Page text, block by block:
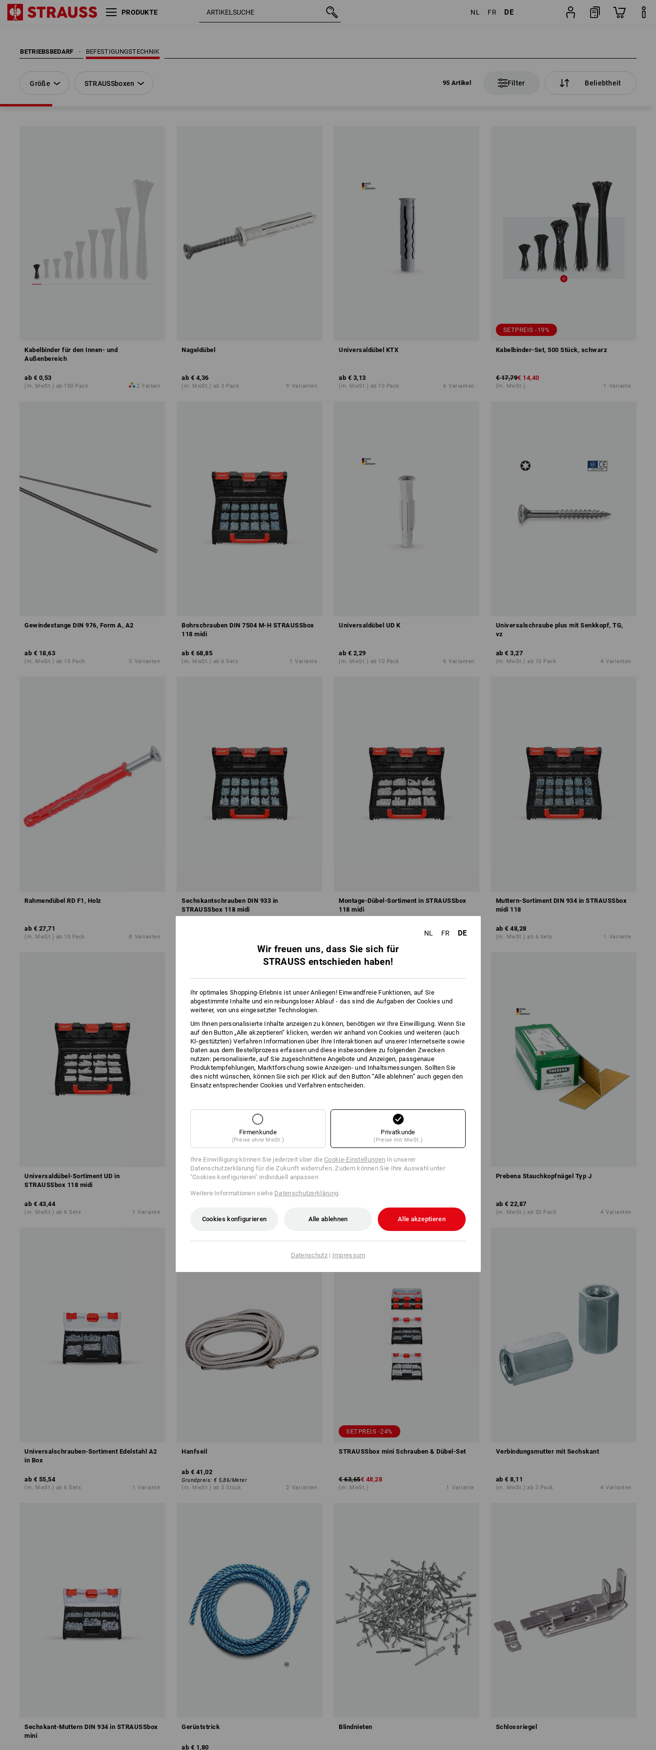
PRODUKTE NL FR DE
BETRIEBSBEDARF BEFESTIGUNGSTECHNIK
Größe STRAUSSboxen 95 Artikel Filter Beliebtheit
Größe STRAUSSboxen
Kabelbinder für den Innen- und
Außenbereich
ab € 0,53
(m. MwSt.) ab 100 Pack 2 Farben
Nageldübel
ab € 4,36
(m. MwSt.) ab 3 Pack 9 Varianten
Universaldübel KTX
ab € 3,13
(m. MwSt.) ab 10 Pack 6 Varianten
SETPREIS -19%
Kabelbinder-Set, 500 Stück, schwarz
€ 17,79€ 14,40
(m. MwSt.) 1 Variante
Gewindestange DIN 976, Form A, A2
ab € 18,63
(m. MwSt.) ab 10 Pack 5 Varianten
Bohrschrauben DIN 7504 M-H STRAUSSbox
118 midi
ab € 68,85
(m. MwSt.) ab 6 Sets 1 Variante
Universaldübel UD K
ab € 2,29
(m. MwSt.) ab 10 Pack 6 Varianten
Universalschraube plus mit Senkkopf, TG,
vz
ab € 3,27
(m. MwSt.) ab 10 Pack 4 Varianten
Rahmendübel RD F1, Holz
ab € 27,71
(m. MwSt.) ab 10 Pack 8 Varianten
Sechskantschrauben DIN 933 in
STRAUSSbox 118 midi
Montage-Dübel-Sortiment in STRAUSSbox
118 midi
1 Variante
Muttern-Sortiment DIN 934 in STRAUSSbox
midi 118
ab € 48,28
(m. MwSt.) ab 6 Sets 1 Variante
Universaldübel-Sortiment UD in
STRAUSSbox 118 midi
ab € 43,44
(m. MwSt.) ab 6 Sets 1 Variante
Universaldübel UD
(m. MwSt.) ab 10 Pack Varianten
Prebena Stauchkopfnägel Typ J
ab € 22,87
(m. MwSt.) ab 20 Pack 4 Varianten
Universalschrauben-Sortiment Edelstahl A2
in Box
ab € 55,54
(m. MwSt.) ab 6 Sets 1 Variante
Hanfseil
ab € 41,02
Grundpreis:€ 5,86/Meter
(m. MwSt.) ab 5 Stück
2 Varianten
SETPREIS -24%
STRAUSSbox mini Schrauben & Dübel-Set
€ 63,65€ 48,28
(m. MwSt.) 1 Variante
Verbindungsmutter mit Sechskant
ab € 8,11
(m. MwSt.) ab 3 Pack 4 Varianten
Sechskant-Muttern DIN 934 in STRAUSSbox
mini
Gerüststrick
ab € 1,80
Blindnieten Schlossriegel
NL FR DE
Wir freuen uns, dass Sie sich für
STRAUSS entschieden haben!
Ihr optimales Shopping-Erlebnis ist unser Anliegen! Einwandfreie Funktionen, auf Sie
abgestimmte Inhalte und ein reibungsloser Ablauf - das sind die Aufgaben der Cookies und
weiterer, von uns eingesetzter Technologien.
Um Ihnen personalisierte Inhalte anzeigen zu können, benötigen wir Ihre Einwilligung. Wenn Sie
auf den Button „Alle akzeptieren“ klicken, werden wir anhand von Cookies und weiteren (auch
KI-gestützten) Verfahren Informationen über Ihre Interaktionen auf unserer Internetseite sowie
Daten aus dem Bestellprozess erfassen und diese insbesondere zu folgenden Zwecken
nutzen: personalisierte, auf Sie zugeschnittene Angebote und Anzeigen, passgenaue
Produktempfehlungen, Marktforschung sowie Anzeigen- und Inhaltsmessungen. Sollten Sie
dies nicht wünschen, können Sie sich per Klick auf den Button “Alle ablehnen” auch gegen den
Einsatz entsprechender Cookies und Verfahren entscheiden.
Firmenkunde
(Preise ohne MwSt.)
Privatkunde
(Preise mit MwSt.)
Ihre Einwilligung können Sie jederzeit über dieCookie-Einstellungen in unserer
Datenschutzerklärung für die Zukunft widerrufen. Zudem können Sie Ihre Auswahl unter
"Cookies konfigurieren" individuell anpassen
Weitere Informationen siehe Datenschutzerklärung.
Cookies konfigurieren Alle ablehnen Alle akzeptieren
Datenschutz| Impressum